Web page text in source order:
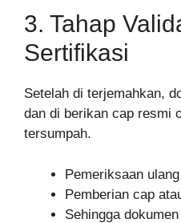
3. Tahap
Sertifikasi
Setelah di terjemahkan,
dan di berikan cap resmi
tersumpah.
Pemeriksaan
Pemberian cap
Sehingga